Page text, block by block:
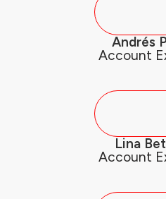
Andrés
Account
Lina
Account